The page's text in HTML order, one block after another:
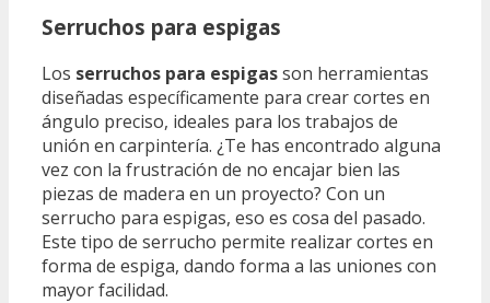
Serruchos para espigas
Los serruchos para espigasson herramientas
diseñadas específicamente para crear cortes en
ángulo preciso, ideales para los trabajos de
unión en carpintería. ¿Te has encontrado alguna
vez con la frustración de no encajar bien las
piezas de madera en un proyecto? Con un
serrucho para espigas, eso es cosa del pasado.
Este tipo de serrucho permite realizar cortes en
forma de espiga, dando forma a las uniones con
mayor facilidad.